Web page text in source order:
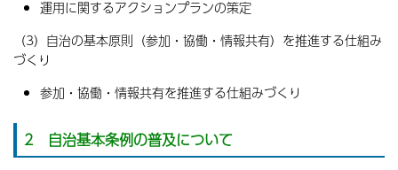
運用に関するアクションプランの策定
（3）自治の基本原則（参加・協働・情報共有）を推進する仕組み
づくり
参加・協働・情報共有を推進する仕組みづくり
2 自治基本条例の普及について